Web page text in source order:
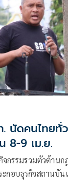
นัดคนไทยทั่
8-9 เม.ย.
กรรมรวมตัวต้านก
กอบธุรกิจสถานบัน